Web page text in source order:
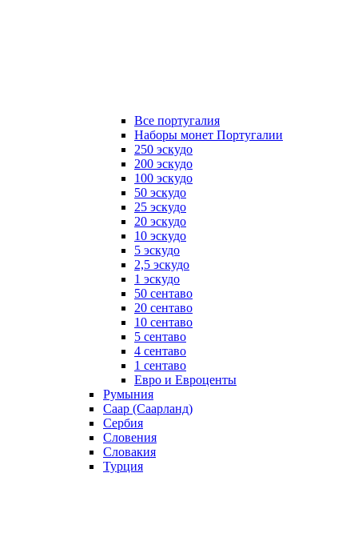
Все португалия
Наборы монет Португалии
250 эскудо
200 эскудо
100 эскудо
50 эскудо
25 эскудо
20 эскудо
10 эскудо
5 эскудо
2,5 эскудо
1 эскудо
50 сентаво
20 сентаво
10 сентаво
5 сентаво
4 сентаво
1 сентаво
Евро и Евроценты
Румыния
Саар (Саарланд)
Сербия
Словения
Словакия
Турция